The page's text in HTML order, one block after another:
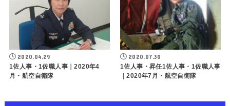
2020.04.29
1佐人事・1佐職人事｜2020年4
月・航空自衛隊
2020.07.30
1佐人事・昇任1佐人事・1佐職人事
｜2020年7月・航空自衛隊